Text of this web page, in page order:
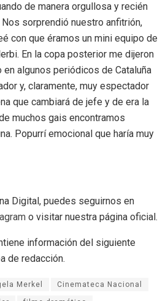
de manera orgullosa y recién
Nos sorprendió nuestro anfitrión,
con que éramos un mini equipo de
En la copa posterior me dijeron
algunos periódicos de Cataluña
y, claramente, muy espectador
que cambiará de jefe y de era la
muchos gais encontramos
Popurrí emocional que haría muy
Digital, puedes seguirnos en
o visitar nuestra página oficial.
información del siguiente
de redacción.
Merkel Cinemateca Nacional